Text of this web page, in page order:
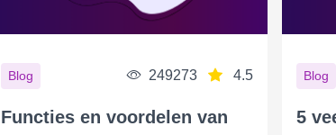
Blog 249273 4.5
Functies en voordelen van
Blog
5